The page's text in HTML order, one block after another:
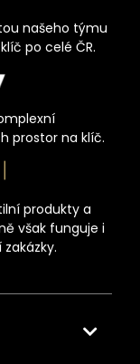
našeho týmu
po celé ČR.
prostor na klíč.
produkty a
však funguje i